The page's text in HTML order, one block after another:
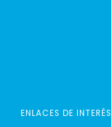
ENLACES DE INTERÉS